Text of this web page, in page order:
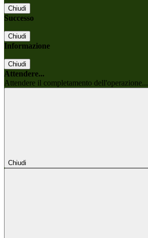
Chiudi
Successo
Chiudi
Informazione
Chiudi
Attendere...
Attendere il completamento dell'operazione...
Chiudi